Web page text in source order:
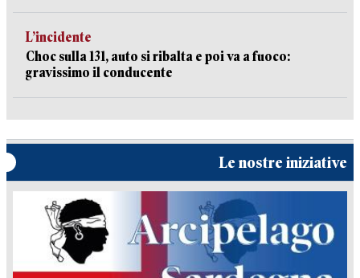
L’incidente
Choc sulla 131, auto si ribalta e poi va a fuoco:
gravissimo il conducente
Le nostre iniziative